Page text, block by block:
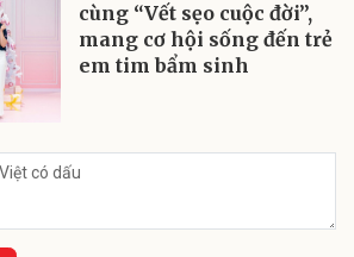
cùng “Vết sẹo cuộc đời”,
mang cơ hội sống đến trẻ
em tim bẩm sinh